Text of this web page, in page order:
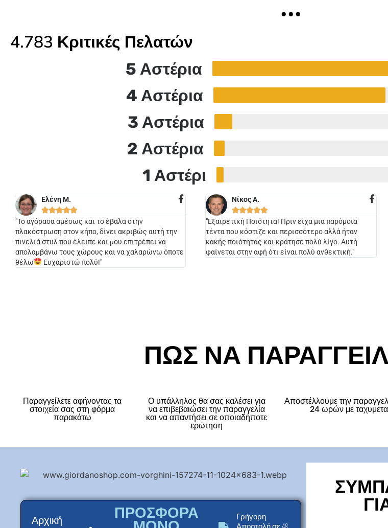
4.783 Κριτικές Πελατών
5 Αστέρια
4 Αστέρια
3 Αστέρια
2 Αστέρια
1 Αστέρι
Ελένη Μ.

"Το αγόρασα αμέσως και το έβαλα στην
πλακόστρωση στον κήπο, δίνει ακριβώς αυτή την
πινελιά στυλ που έλειπε και μου επιτρέπει να
απολαμβάνω τους χώρους και να χαλαρώνω όποτε
θέλω
Ευχαριστώ πολύ!"
Νίκος Α.

"Εξαιρετική Ποιότητα! Πριν είχα μια παρόμοια
τέντα που κόστιζε και περισσότερο αλλά ήταν
κακής ποιότητας και κράτησε πολύ λίγο. Αυτή
φαίνεται στην αφή ότι είναι πολύ ανθεκτική."
ΠΩΣ ΝΑ
Παραγγείλετε αφήνοντας τα
στοιχεία σας στη φόρμα
παρακάτω
Ο υπάλληλος θα σας καλέσει για
να επιβεβαιώσει την παραγγελία
και να απαντήσει σε οποιαδήποτε
ερώτηση
Αποστέλλουμε την
24 ωρών με
Αρχική
ΠΡΟΣΦΟΡΑ
Γρήγορη